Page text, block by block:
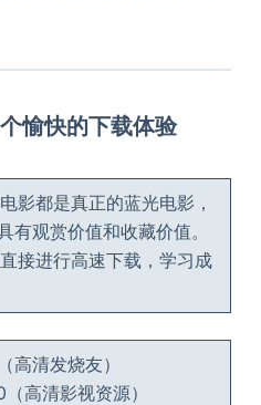
愉快的下载体验
影都是真正的蓝光电影，
有观赏价值和收藏价值。
接进行高速下载，学习成
清发烧友）
高清影视资源）